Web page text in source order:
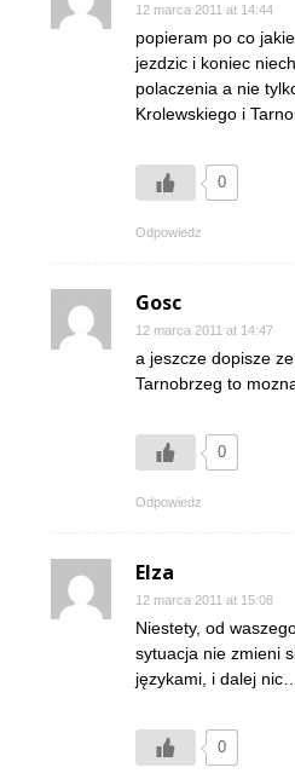
12 marca 2011 at 14:44
popieram po co
jezdzic i koniec
polaczenia a nie
Krolewskiego i
0
Odpowiedz
Gosc
12 marca 2011 at 14:47
a jeszcze dopisze
Tarnobrzeg to
0
Odpowiedz
Elza
12 marca 2011 at 15:08
Niestety, od
sytuacja nie zmieni
językami, i dalej nic….
0